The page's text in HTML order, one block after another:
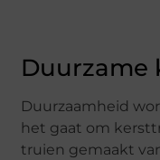
Duurzame
Duurzaamheid
het gaat om
truien gemaakt